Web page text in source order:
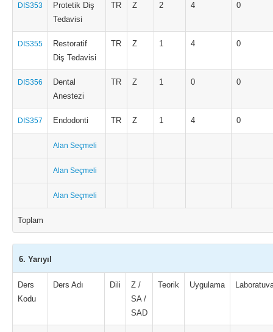
DIS353
Protetik Diş
Tedavisi
TR Z 2 4 0
DIS355
Restoratif
Diş Tedavisi
TR Z 1 4 0
DIS356
Dental
Anestezi
TR Z 1 0 0
DIS357 Endodonti TR Z 1 4 0
Alan Seçmeli
Alan Seçmeli
Alan Seçmeli
Toplam
6. Yarıyıl
Ders
Kodu
Ders Adı Dili
Z /
SA /
SAD
Teorik Uygulama